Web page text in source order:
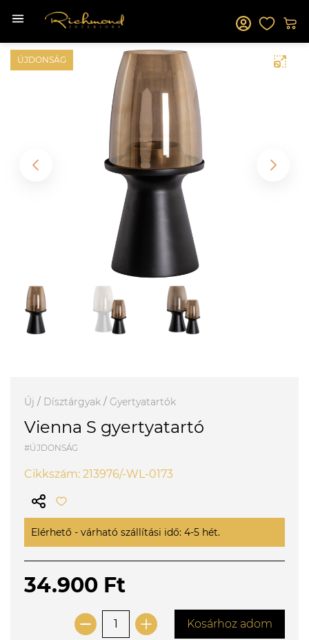
ÚJDONSÁG
Új / Dísztárgyak / Gyertyatartók
Vienna S gyertyatartó
#ÚJDONSÁG
Cikkszám: 213976/-WL-0173
Elérhető - várható szállítási idő: 4-5 hét.
34.900 Ft
Kosárhoz adom